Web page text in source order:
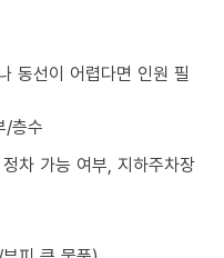
동선이 어렵다면 인원 필
/층수
차 가능 여부, 지하주차장